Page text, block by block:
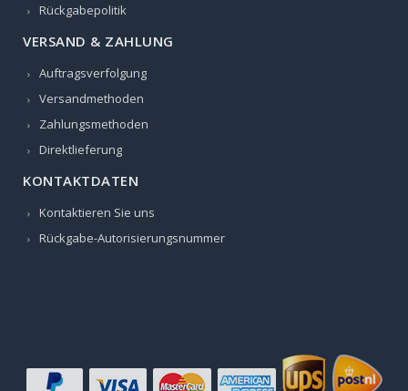
Rückgabepolitik
VERSAND & ZAHLUNG
Auftragsverfolgung
Versandmethoden
Zahlungsmethoden
Direktlieferung
KONTAKTDATEN
Kontaktieren Sie uns
Rückgabe-Autorisierungsnummer